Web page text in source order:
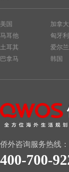
美国
马耳他
土耳其
巴拿马
加拿大
匈牙利
爱尔兰
韩国
侨外咨询服务热线：
400-700-